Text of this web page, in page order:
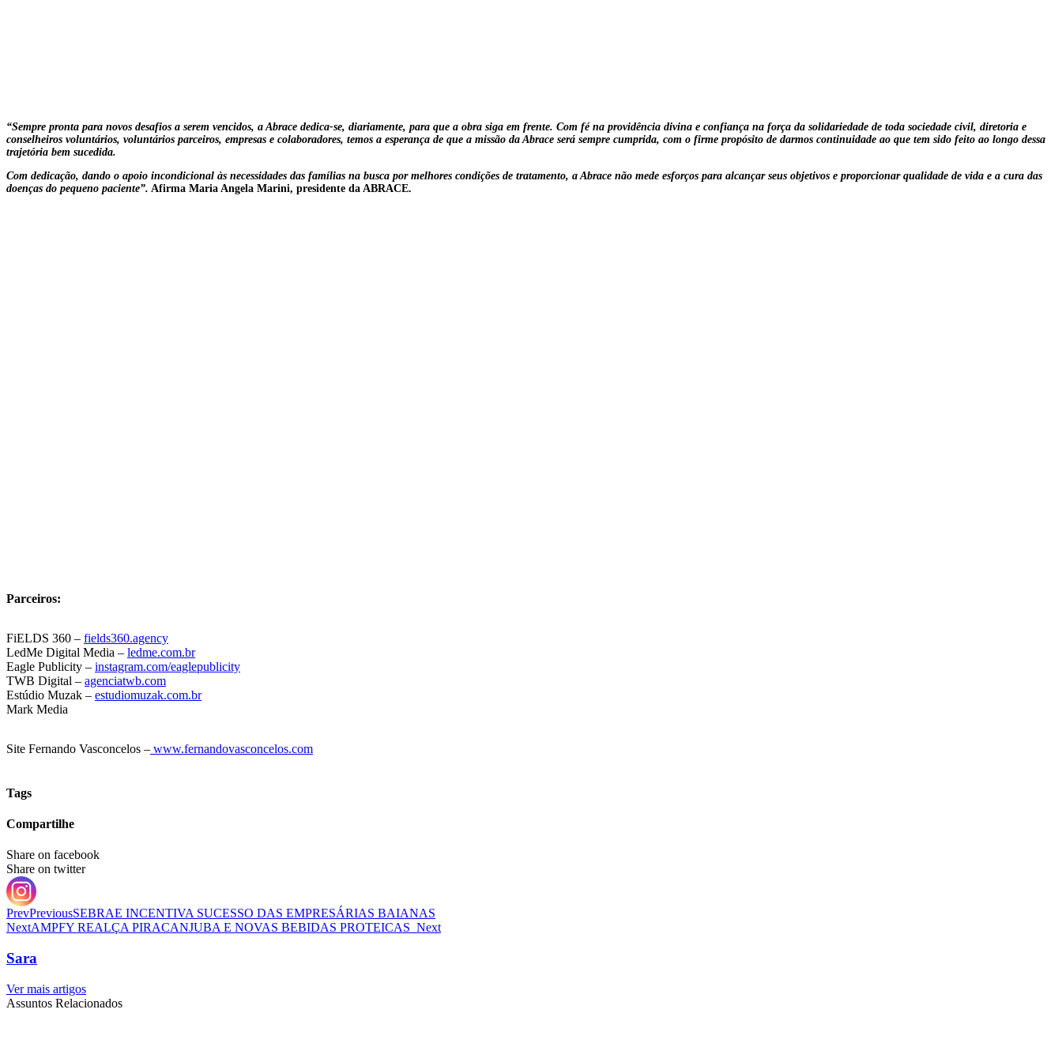
“Sempre pronta para novos desafios a serem vencidos, a Abrace dedica-se, diariamente, para que a obra siga em frente. Com fé na providência divina e confiança na força da solidariedade de toda sociedade civil, diretoria e
conselheiros voluntários, voluntários parceiros, empresas e colaboradores, temos a esperança de que a missão da Abrace será sempre cumprida, com o firme propósito de darmos continuidade ao que tem sido feito ao longo dessa
trajetória bem sucedida.
Com dedicação, dando o apoio incondicional às necessidades das famílias na busca por melhores condições de tratamento, a Abrace não mede esforços para alcançar seus objetivos e proporcionar qualidade de vida e a cura das
doenças do pequeno paciente”. Afirma Maria Angela Marini, presidente da ABRACE.
Parceiros:
FiELDS 360 – fields360.agency
LedMe Digital Media – ledme.com.br
Eagle Publicity – instagram.com/eaglepublicity
TWB Digital – agenciatwb.com
Estúdio Muzak – estudiomuzak.com.br
Mark Media
Site Fernando Vasconcelos – www.fernandovasconcelos.com
Tags
Compartilhe
Share on facebook
Share on twitter
PrevPreviousSEBRAE INCENTIVA SUCESSO DAS EMPRESÁRIAS BAIANAS
NextAMPFY REALÇA PIRACANJUBA E NOVAS BEBIDAS PROTEICAS Next
Sara
Ver mais artigos
Assuntos Relacionados